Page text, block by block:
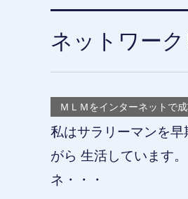
ネットワー
ＭＬＭをインターネットで
私はサラリーマンを
がら 生活しています
ネ・・・